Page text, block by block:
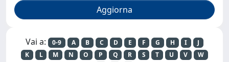
Vai a: 0-9 A B C D E F G H I
J
K
L M N O P Q R S T U V
W